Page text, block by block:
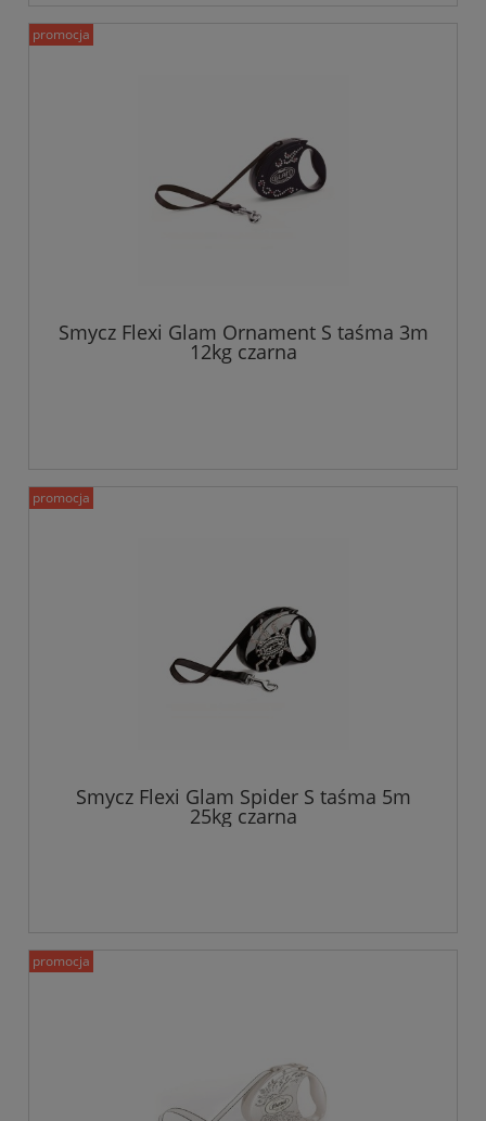
Smycz Flexi Glam Ornament S taśma 3m
12kg czarna
promocja
Smycz Flexi Glam Spider S taśma 5m
25kg czarna
promocja
promocja